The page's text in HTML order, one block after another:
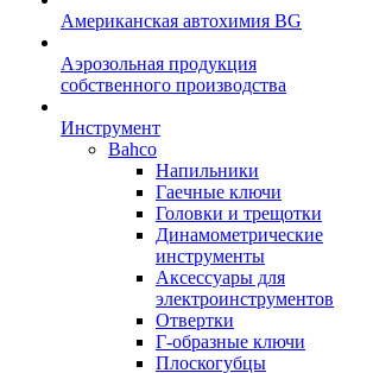
Американская автохимия BG
Аэрозольная продукция
собственного производства
Инструмент
Bahco
Напильники
Гаечные ключи
Головки и трещотки
Динамометрические
инструменты
Аксессуары для
электроинструментов
Отвертки
Г-образные ключи
Плоскогубцы